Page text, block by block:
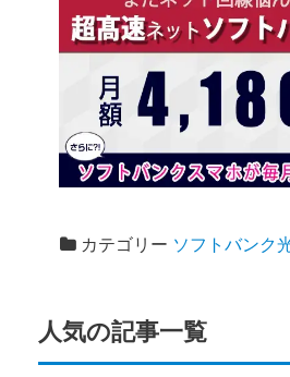
にサイトを運営し
ネットワークスペ
執筆者について
カテゴリー ソフトバンク
人気の記事一覧